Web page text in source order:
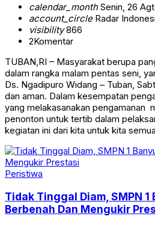
calendar_monthSenin, 26 Agt
account_circleRadar
visibility866
2Komentar
TUBAN,RI – Masyarakat berupa
dalam rangka malam pentas seni,
Ds. Ngadipuro Widang – Tuban,
dan aman. Dalam kesempatan
yang melakasanakan pengamanan
penonton untuk tertib dalam
kegiatan ini dari kita untuk kita
Peristiwa
Tidak Tinggal Diam, SMPN
Berbenah Dan Mengukir